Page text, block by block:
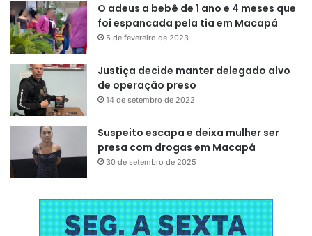
O adeus a bebê de 1 ano e 4 meses que
foi espancada pela tia em Macapá
5 de fevereiro de 2023
Justiça decide manter delegado alvo
de operação preso
14 de setembro de 2022
Suspeito escapa e deixa mulher ser
presa com drogas em Macapá
30 de setembro de 2025